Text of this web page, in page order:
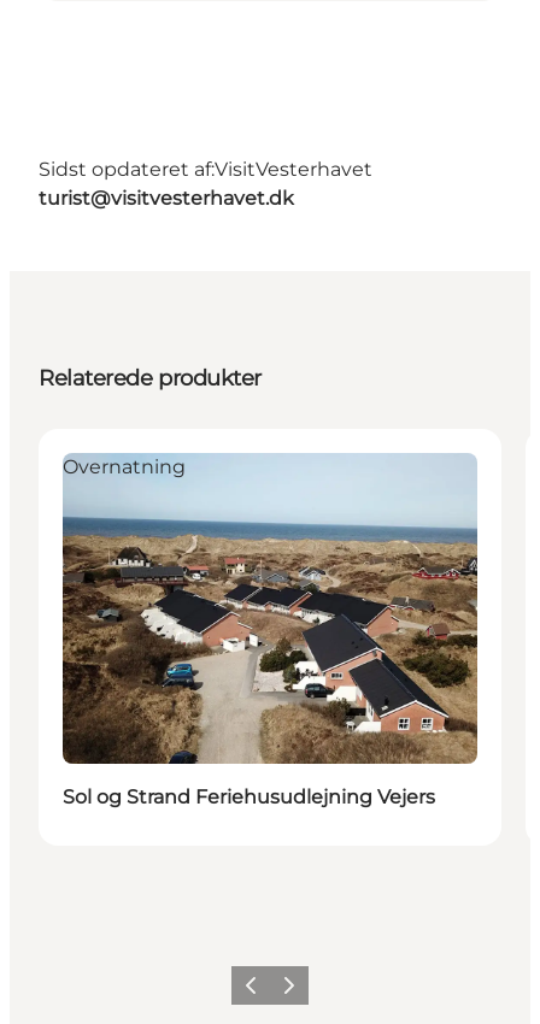
Sidst opdateret af:VisitVesterhavet
turist@visitvesterhavet.dk
Relaterede produkter
Overnatning
Sol og Strand Feriehusudlejning Vejers
ForrigeNæste